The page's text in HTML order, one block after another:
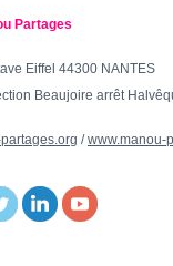
Partages
Eiffel 44300 NANTES
Beaujoire arrêt
/www.manou-